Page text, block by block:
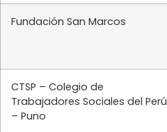
Fundación San Marcos
CTSP – Colegio de
Trabajadores Sociales del Perú
– Puno